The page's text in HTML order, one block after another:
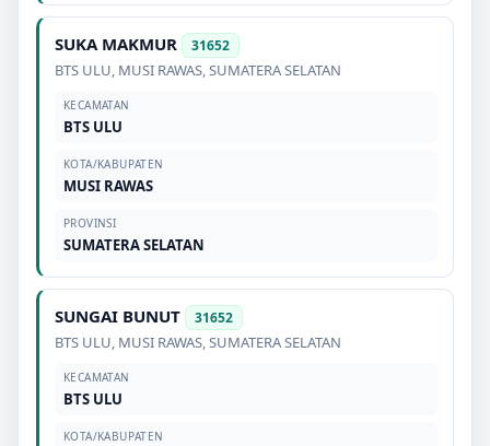
SUKA MAKMUR 31652
BTS ULU, MUSI RAWAS,SUMATERA SELATAN
KECAMATAN
BTS ULU
KOTA/KABUPATEN
MUSI RAWAS
PROVINSI
SUMATERA SELATAN
SUNGAI BUNUT 31652
BTS ULU, MUSI RAWAS,SUMATERA SELATAN
KECAMATAN
BTS ULU
KOTA/KABUPATEN